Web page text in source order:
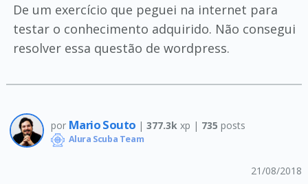
De um exercício que peguei na internet para
testar o conhecimento adquirido. Não consegui
resolver essa questão de wordpress.
por Mario Souto | 377.3k xp | 735 posts
Alura Scuba Team
21/08/2018